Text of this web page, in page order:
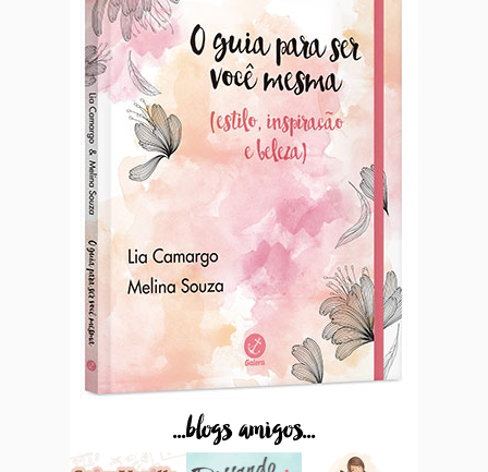
...blogs amigos...